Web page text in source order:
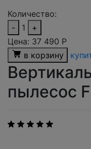
Количество:
-
1
+
Цена: 37 490 Р
в корзину
пылесос